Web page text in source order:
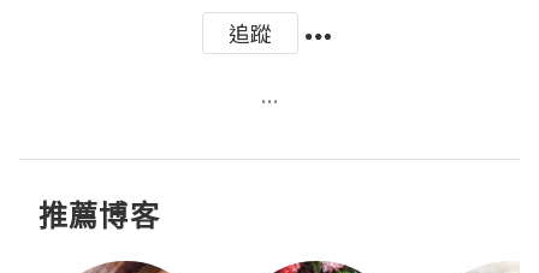
追蹤
...
推薦博客